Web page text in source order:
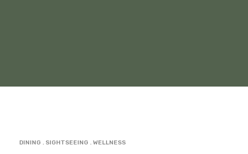
MAR
DINING SIGHTSEEING WELLNESS